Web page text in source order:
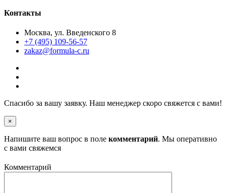
Контакты
Москва, ул. Введенского 8
+7 (495) 109-56-57
zakaz@formula-c.ru
Спасибо за вашу заявку. Наш менеджер скоро свяжется с вами!
×
Напишите ваш вопрос в поле комментарий. Мы оперативно
с вами свяжемся
Комментарий